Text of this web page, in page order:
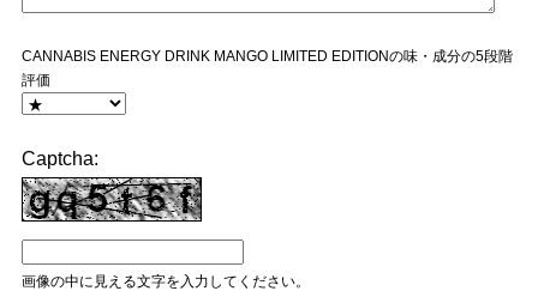
CANNABIS ENERGY DRINK MANGO LIMITED EDITIONの味・成分の5段階
評価
Captcha:
画像の中に見える文字を入力してください。